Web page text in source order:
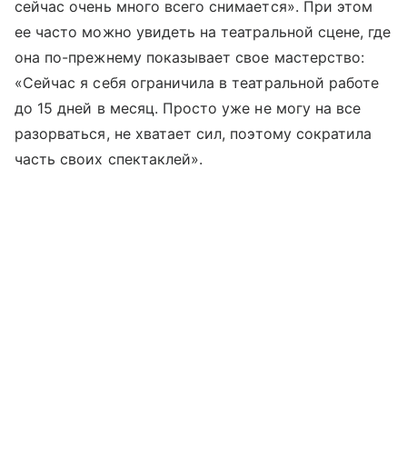
сейчас очень много всего снимается». При этом
ее часто можно увидеть на театральной сцене, где
она по-прежнему показывает свое мастерство:
«Сейчас я себя ограничила в театральной работе
до 15 дней в месяц. Просто уже не могу на все
разорваться, не хватает сил, поэтому сократила
часть своих спектаклей».